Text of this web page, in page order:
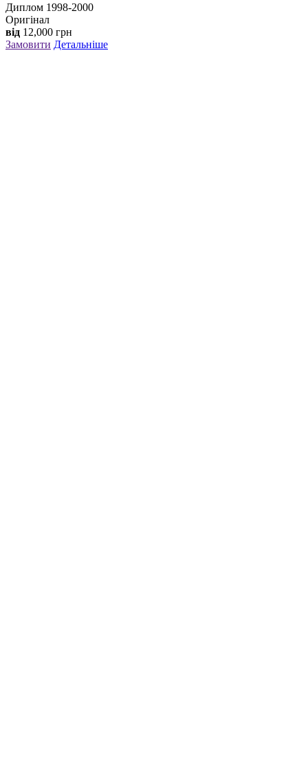
Диплом 1998-2000
Оригінал
від 12,000 грн
Замовити Детальніше